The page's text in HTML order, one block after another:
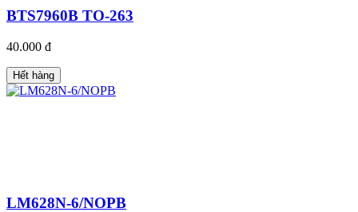
BTS7960B TO-263
40.000 đ
Hết hàng
LM628N-6/NOPB